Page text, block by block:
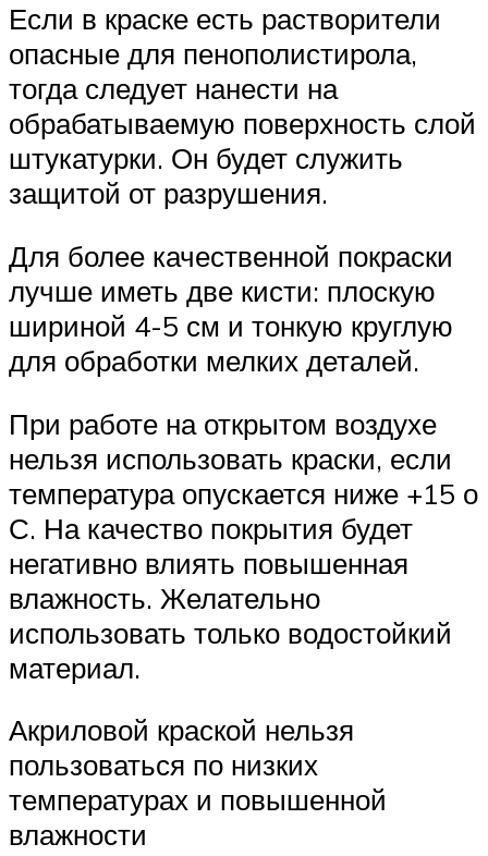
Если в краске есть растворители
опасные для пенополистирола,
тогда следует нанести на
обрабатываемую поверхность слой
штукатурки. Он будет служить
защитой от разрушения.
Для более качественной покраски
лучше иметь две кисти: плоскую
шириной 4-5 см и тонкую круглую
для обработки мелких деталей.
При работе на открытом воздухе
нельзя использовать краски, если
температура опускается ниже +15 о
С. На качество покрытия будет
негативно влиять повышенная
влажность. Желательно
использовать только водостойкий
материал.
Акриловой краской нельзя
пользоваться по низких
температурах и повышенной
влажности